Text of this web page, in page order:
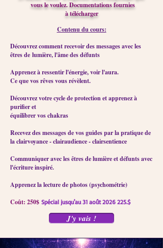
vous le voulez. Documentations fournies
à télécharger
Contenu du cours:
Découvrez comment recevoir des messages avec les
êtres de lumière, l'âme des défunts
Apprenez à ressentir l'énergie, voir l'aura.
Ce que vos rêves vous révèlent.
Découvrez votre cycle de protection et apprenez à
purifier et
équilibrer vos chakras
Recevez des messages de vos guides par la pratique de
la clairvoyance - clairaudience - clairsentience
Communiquer avec les êtres de lumière et défunts avec
l'écriture inspiré.
Apprenez la lecture de photos (psychométrie)
Coût: 250$ Spécial jusqu'au 31 août2026 225.$
J'y vais !